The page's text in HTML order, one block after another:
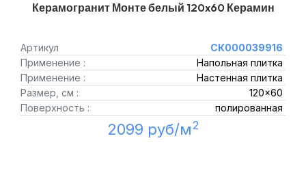
Керамогранит Монте белый 120x60 Керамин
Артикул
СК000039916
Применение :
Напольная плитка
Применение :
Настенная плитка
Размер, см :
120x60
Поверхность :
полированная
2099 руб/м2